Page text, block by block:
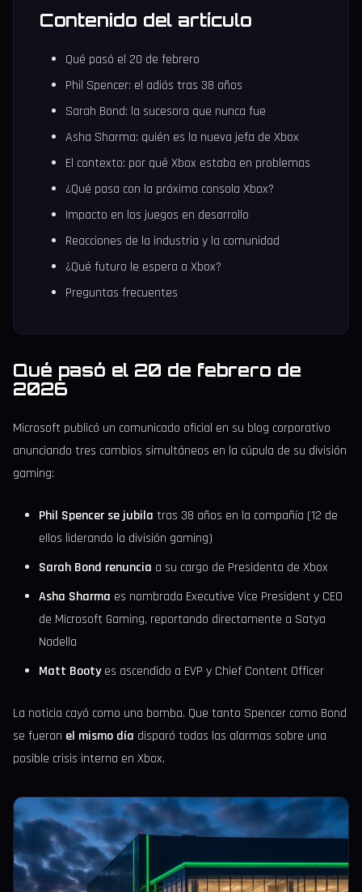
Contenido del artículo
Qué pasó el 20 de febrero
Phil Spencer: el adiós tras 38 años
Sarah Bond: la sucesora que nunca fue
Asha Sharma: quién es la nueva jefa de Xbox
El contexto: por qué Xbox estaba en problemas
¿Qué pasa con la próxima consola Xbox?
Impacto en los juegos en desarrollo
Reacciones de la industria y la comunidad
¿Qué futuro le espera a Xbox?
Preguntas frecuentes
Qué pasó el 20 de febrero de
2026
Microsoft publicó un comunicado oficial en su blog corporativo
anunciando tres cambios simultáneos en la cúpula de su división
gaming:
Phil Spencer se jubila tras 38 años en la compañía (12 de
ellos liderando la división gaming)
Sarah Bond renuncia a su cargo de Presidenta de Xbox
Asha Sharma es nombrada Executive Vice President y CEO
de Microsoft Gaming, reportando directamente a Satya
Nadella
Matt Bootyes ascendido a EVP y Chief Content Officer
La noticia cayó como una bomba. Que tanto Spencer como Bond
se fueran el mismo día disparó todas las alarmas sobre una
posible crisis interna en Xbox.